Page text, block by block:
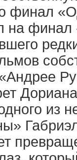
финал
на
из